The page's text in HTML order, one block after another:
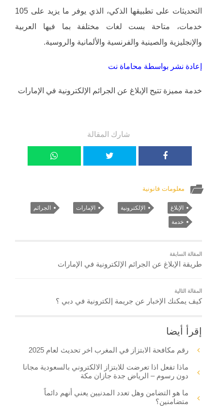
التحديثات على تطبيقها الذكي، الذي يوفر ما يزيد على 105
خدمات، متاحة بست لغات مختلفة بما فيها العربية
والإنجليزية والصينية والفرنسية والألمانية والروسية.
إعادة نشر بواسطة محاماة نت
خدمة مميزة تتيح الإبلاغ عن الجرائم الإلكترونية في الإمارات
شارك المقالة
معلومات قانونية
الإبلاغ الإلكترونية الإمارات الجرائم
خدمة
المقالة السابقة
طريقة الإبلاغ عن الجرائم الإلكترونية في الإمارات
المقالة التالية
كيف يمكنك الإخبار عن جريمة إلكترونية في دبي ؟
إقرأ أيضا
رقم مكافحة الابتزاز في المغرب اخر تحديث لعام 2025
ماذا تفعل اذا تعرضت للابتزاز الالكتروني بالسعودية مجانا
دون رسوم – الرياض جدة جازان مكة
ما هو التضامن وهل تعدد المدنيين يعني أنهم دائماً
متضامنين؟